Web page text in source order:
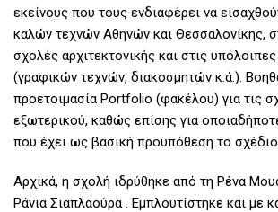
εκείνους που τους ενδιαφέρει να
καλών τεχνών Αθηνών και Θεσσαλονίκης,
σχολές αρχιτεκτονικής και στις
(γραφικών τεχνών, διακοσμητών κ.ά.).
προετοιμασία Portfolio (φακέλου) για τις
εξωτερικού, καθώς επίσης για
που έχει ως βασική προϋπόθεση το
Αρχικά, η σχολή ιδρύθηκε από τη Ρένα
Ράνια Σιαπλαούρα . Εμπλουτίστηκε και με